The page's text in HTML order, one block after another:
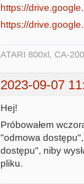
https://
https://
ATARI 800xl, CA-
2023-09-07
Hej!
Próbowałem
"odmowa
dostępu", niby
pliku.